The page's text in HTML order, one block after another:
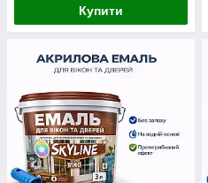
Купити